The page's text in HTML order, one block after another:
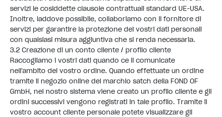
servizi le cosiddette clausole contrattuali standard UE-USA.
Inoltre, laddove possibile, collaboriamo con il fornitore di
servizi per garantire la protezione dei vostri dati personali
con qualsiasi misura aggiuntiva che si renda necessaria.
3.2 Creazione di un conto cliente / profilo cliente
Raccogliamo i vostri dati quando ce li comunicate
nell'ambito del vostro ordine. Quando effettuate un ordine
tramite il negozio online del marchio satch della FOND OF
GmbH, nel nostro sistema viene creato un profilo cliente e gli
ordini successivi vengono registrati in tale profilo. Tramite il
vostro account cliente personale potete visualizzare gli